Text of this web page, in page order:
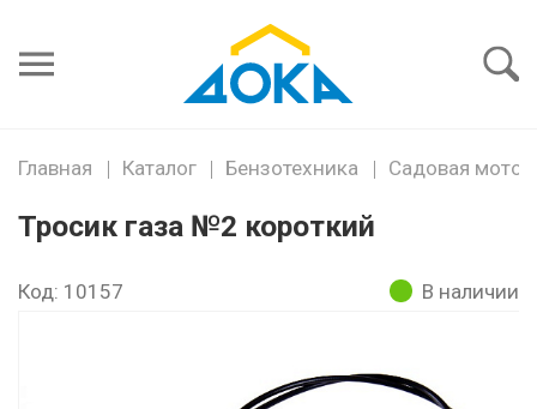
пароль
Главная Каталог Бензотехника Садовая мото
Тросик газа №2 короткий
Код: 10157 В наличии